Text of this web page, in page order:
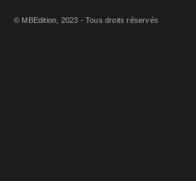
© MBEdition, 2023 - Tous droits réservés